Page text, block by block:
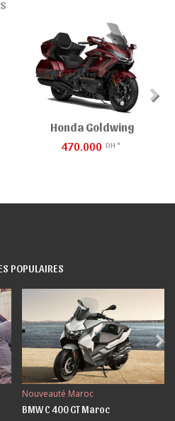
Honda Goldwing
470.000 DH *
POPULAIRES
Nouveauté Maroc
BMW C 400 GT Maroc